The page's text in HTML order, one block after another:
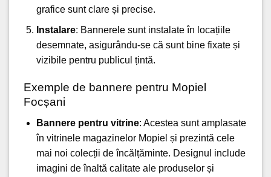
grafice sunt clare și precise.
Instalare: Bannerele sunt instalate în locațiile
desemnate, asigurându-se că sunt bine fixate și
vizibile pentru publicul țintă.
Exemple de bannere pentru Mopiel
Focșani
Bannere pentru vitrine: Acestea sunt amplasate
în vitrinele magazinelor Mopiel și prezintă cele
mai noi colecții de încălțăminte. Designul include
imagini de înaltă calitate ale produselor și